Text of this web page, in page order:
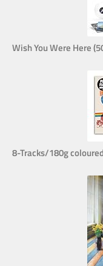
Wish You Were Here
8-Tracks/180g